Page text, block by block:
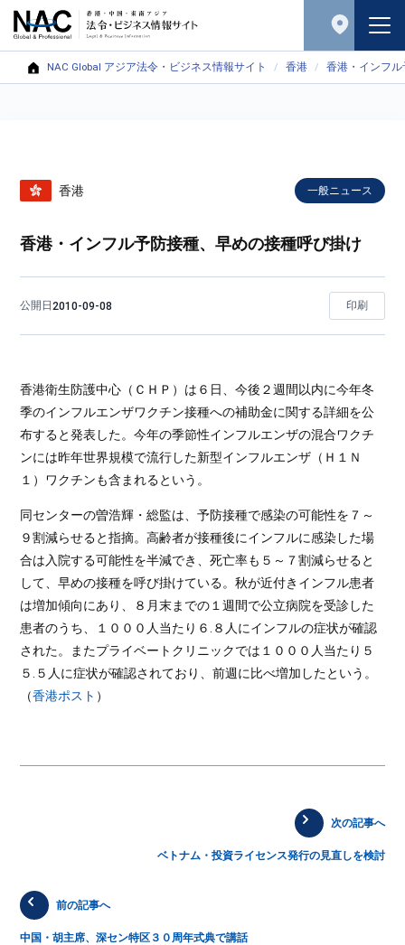
NAC Global アジア法令・ビジネス情報サイト 香港 香港・インフ
香港 一般ニュース
香港・インフル予防接種、早めの接種呼び掛け
公開日2010-09-08 印刷
香港衛生防護中心（ＣＨＰ）は６日、今後２週間以内に今年冬
季のインフルエンザワクチン接種への補助金に関する詳細を公
布すると発表した。今年の季節性インフルエンザの混合ワクチ
ンには昨年世界規模で流行した新型インフルエンザ（Ｈ１Ｎ
１）ワクチンも含まれるという。
同センターの曽浩輝・総監は、予防接種で感染の可能性を７～
９割減らせると指摘。高齢者が接種後にインフルに感染した場
合は入院する可能性を半減でき、死亡率も５～７割減らせると
して、早めの接種を呼び掛けている。秋が近付きインフル患者
は増加傾向にあり、８月末までの１週間で公立病院を受診した
患者のうち、１０００人当たり６.８人にインフルの症状が確認
された。またプライベートクリニックでは１０００人当たり５
５.５人に症状が確認されており、前週に比べ増加したという。
（香港ポスト ）
次の記事へ
ベトナム・投資ライセンス発行の見直しを検討
前の記事へ
中国・胡主席、深セン特区３０周年式典で講話